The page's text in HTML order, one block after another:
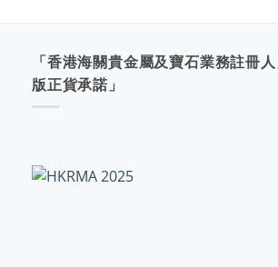
「香港海關貴金屬及寶石業務註冊
版正貨承諾」